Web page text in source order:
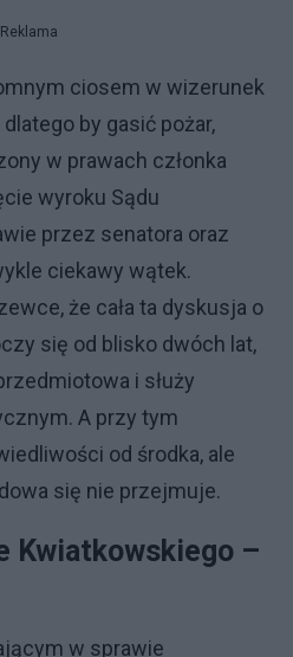
Reklama
ciosem w wizerunek
by gasić pożar,
w prawach członka
wyroku Sądu
przez senatora oraz
ciekawy wątek.
że cała ta dyskusja o
się od blisko dwóch lat,
i służy
A przy tym
od środka, ale
się nie przejmuje.
Kwiatkowskiego –
w sprawie